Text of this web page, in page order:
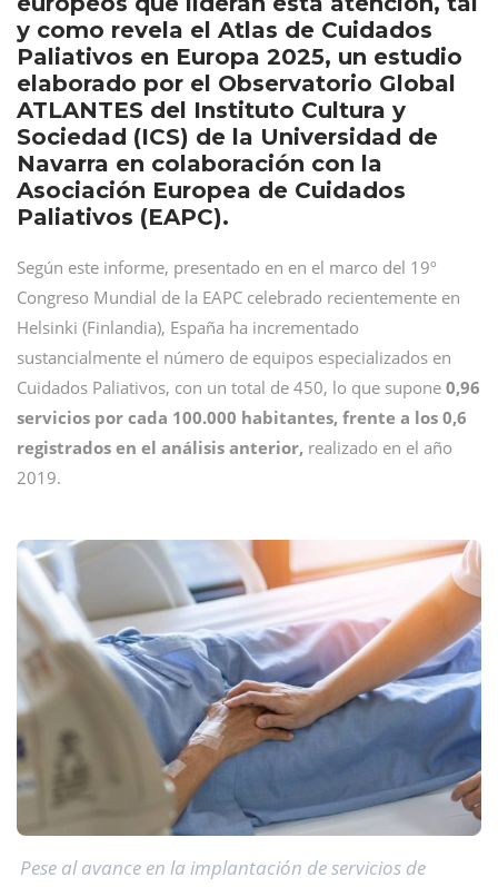
y como revela el Atlas de Cuidados
Paliativos en Europa 2025, un estudio
elaborado por el Observatorio Global
ATLANTES del Instituto Cultura y
Sociedad (ICS) de la Universidad de
Navarra en colaboración con la
Asociación Europea de Cuidados
Paliativos (EAPC).
Según este informe, presentado en en el marco del 19º
Congreso Mundial de la EAPC celebrado recientemente en
Helsinki (Finlandia), España ha incrementado
sustancialmente el número de equipos especializados en
Cuidados Paliativos, con un total de 450, lo que supone 0,96
servicios por cada 100.000 habitantes, frente a los 0,6
registrados en el análisis anterior, realizado en el año
2019.
Pese al avance en la implantación de servicios de